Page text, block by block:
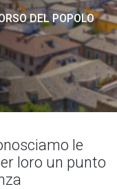
DEL POPOLO
le
loro un punto